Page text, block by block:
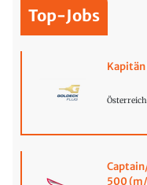
Top-Jobs
Österreich
500